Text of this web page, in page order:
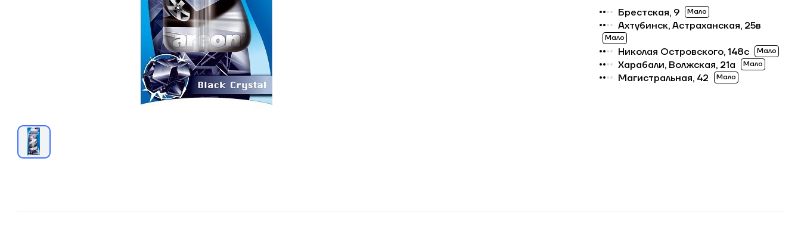
Брестская, 9
Мало
Ахтубинск, Астраханская, 25в
Мало
Николая Островского, 148с Мало
Харабали, Волжская, 21а Мало
Магистральная, 42 Мало